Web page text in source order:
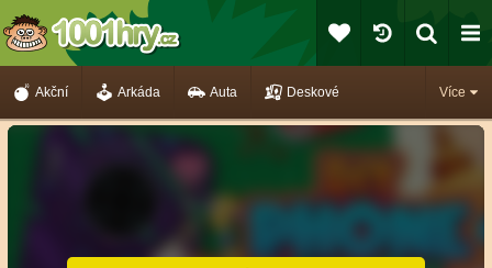
Více
Akční Arkáda Auta Deskové